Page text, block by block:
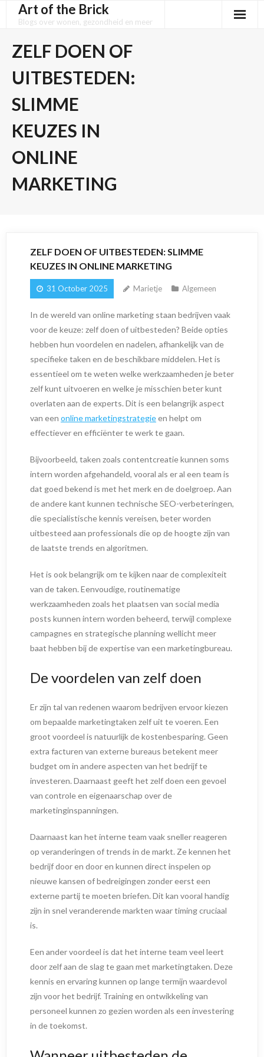
Art of the Brick
Blogs over wonen, gezondheid en meer
ZELF DOEN OF
UITBESTEDEN:
SLIMME
KEUZES IN
ONLINE
MARKETING
ZELF DOEN OF UITBESTEDEN: SLIMME
KEUZES IN ONLINE MARKETING
31 October 2025 Marietje Algemeen
In de wereld van online marketing staan bedrijven vaak
voor de keuze: zelf doen of uitbesteden? Beide opties
hebben hun voordelen en nadelen, afhankelijk van de
specifieke taken en de beschikbare middelen. Het is
essentieel om te weten welke werkzaamheden je beter
zelf kunt uitvoeren en welke je misschien beter kunt
overlaten aan de experts. Dit is een belangrijk aspect
van een online marketingstrategieen helpt om
effectiever en efficiënter te werk te gaan.
Bijvoorbeeld, taken zoals contentcreatie kunnen soms
intern worden afgehandeld, vooral als er al een team is
dat goed bekend is met het merk en de doelgroep. Aan
de andere kant kunnen technische SEO-verbeteringen,
die specialistische kennis vereisen, beter worden
uitbesteed aan professionals die op de hoogte zijn van
de laatste trends en algoritmen.
Het is ook belangrijk om te kijken naar de complexiteit
van de taken. Eenvoudige, routinematige
werkzaamheden zoals het plaatsen van social media
posts kunnen intern worden beheerd, terwijl complexe
campagnes en strategische planning wellicht meer
baat hebben bij de expertise van een marketingbureau.
De voordelen van zelf doen
Er zijn tal van redenen waarom bedrijven ervoor kiezen
om bepaalde marketingtaken zelf uit te voeren. Een
groot voordeel is natuurlijk de kostenbesparing. Geen
extra facturen van externe bureaus betekent meer
budget om in andere aspecten van het bedrijf te
investeren. Daarnaast geeft het zelf doen een gevoel
van controle en eigenaarschap over de
marketinginspanningen.
Daarnaast kan het interne team vaak sneller reageren
op veranderingen of trends in de markt. Ze kennen het
bedrijf door en door en kunnen direct inspelen op
nieuwe kansen of bedreigingen zonder eerst een
externe partij te moeten briefen. Dit kan vooral handig
zijn in snel veranderende markten waar timing cruciaal
is.
Een ander voordeel is dat het interne team veel leert
door zelf aan de slag te gaan met marketingtaken. Deze
kennis en ervaring kunnen op lange termijn waardevol
zijn voor het bedrijf. Training en ontwikkeling van
personeel kunnen zo gezien worden als een investering
in de toekomst.